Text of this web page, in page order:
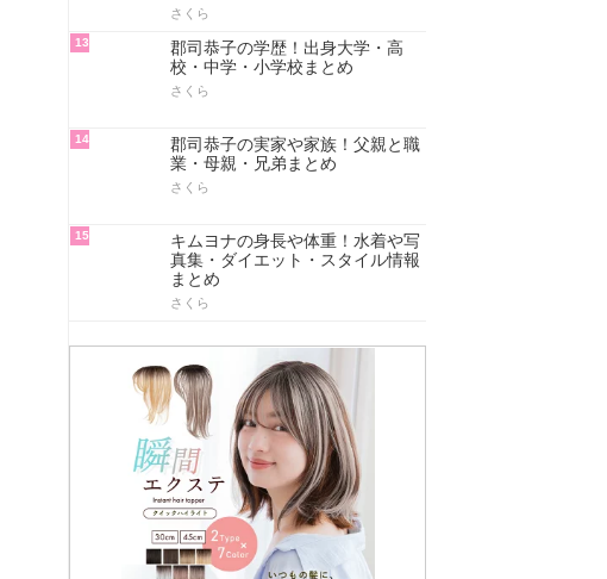
さくら
13
郡司恭子の学歴！出身大学・高
校・中学・小学校まとめ
さくら
14
郡司恭子の実家や家族！父親と職
業・母親・兄弟まとめ
さくら
15
キムヨナの身長や体重！水着や写
真集・ダイエット・スタイル情報
まとめ
さくら